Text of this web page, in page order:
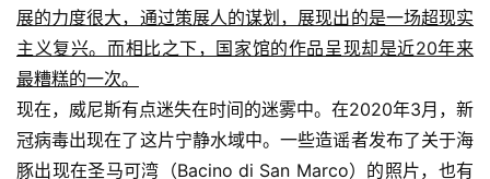
展的力度很大，通过策展人的谋划，展现出的是一场超现实
主义复兴。而相比之下，国家馆的作品呈现却是近20年来
最糟糕的一次。
现在，威尼斯有点迷失在时间的迷雾中。在2020年3月，新
冠病毒出现在了这片宁静水域中。一些造谣者发布了关于海
豚出现在圣马可湾（Bacino di San Marco）的照片，也有